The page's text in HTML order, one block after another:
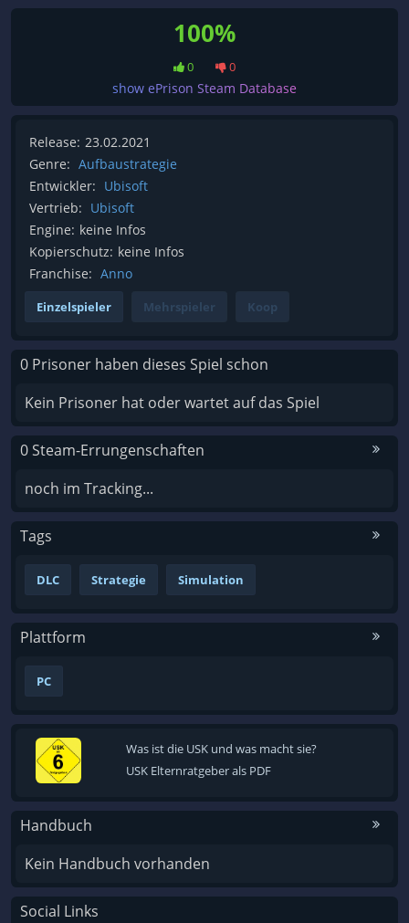
100%
0 0
show ePrison Steam Database
Release: 23.02.2021
Genre: Aufbaustrategie
Entwickler: Ubisoft
Vertrieb: Ubisoft
Engine: keine Infos
Kopierschutz: keine Infos
Franchise: Anno
Einzelspieler Mehrspieler Koop
0 Prisoner haben dieses Spiel schon
Kein Prisoner hat oder wartet auf das Spiel
0 Steam-Errungenschaften
noch im Tracking...
Tags
DLC Strategie Simulation
Plattform
PC
Was ist die USK und was macht sie?
USK Elternratgeber als PDF
Handbuch
Kein Handbuch vorhanden
Social Links